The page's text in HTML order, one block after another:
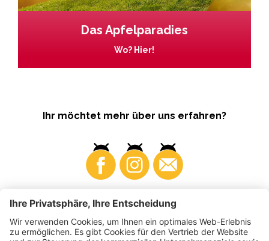
Das Apfelparadies
Wo? Hier!
Ihr möchtet mehr über uns erfahren?
Business Produzenten